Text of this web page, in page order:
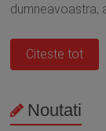
dumneavoastra,
Citeste tot
Noutati